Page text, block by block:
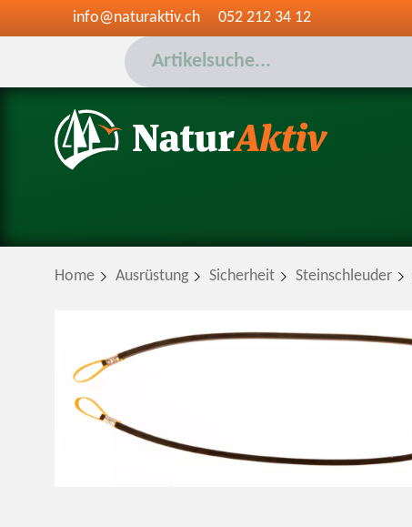
info@naturaktiv.ch 052 212 34 12
Home Ausrüstung Sicherheit Steinschleuder